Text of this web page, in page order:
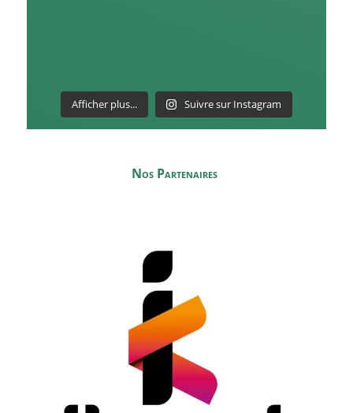
Afficher plus... Suivre sur Instagram
Nos Partenaires